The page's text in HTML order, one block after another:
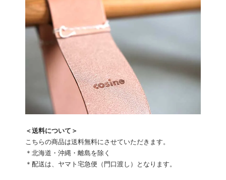
＜送料について＞
こちらの商品は送料無料にさせていただきます。
＊北海道・沖縄・離島を除く
＊配送は、ヤマト宅急便（門口渡し）となります。